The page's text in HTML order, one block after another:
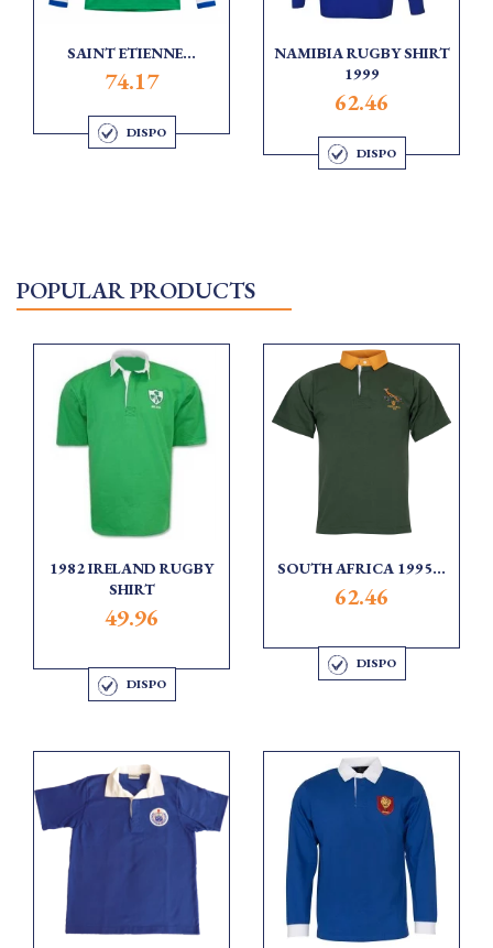
SAINT ETIENNE...
74.17
DISPO
NAMIBIA RUGBY SHIRT
1999
62.46
DISPO
POPULAR PRODUCTS
1982 IRELAND RUGBY
SHIRT
49.96
DISPO
SOUTH AFRICA 1995...
62.46
DISPO